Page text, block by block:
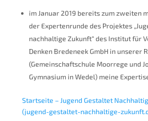
im Januar 2019 bereits zum zweiten
der Expertenrunde des Projektes
nachhaltige Zukunft“ des Institut für
Denken Bredeneek GmbH in unserer
(Gemeinschaftschule Moorrege und
Gymnasium in Wedel) meine
Startseite – Jugend Gestaltet
(jugend-gestaltet-nachhaltige-